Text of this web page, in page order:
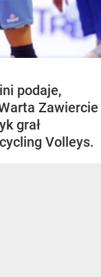
podaje,
Zawiercie
grał
Volleys.